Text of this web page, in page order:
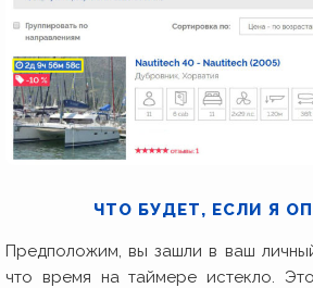
ЧТО БУДЕТ, ЕСЛИ Я
Предположим, вы зашли в ваш
что время на таймере истекло.